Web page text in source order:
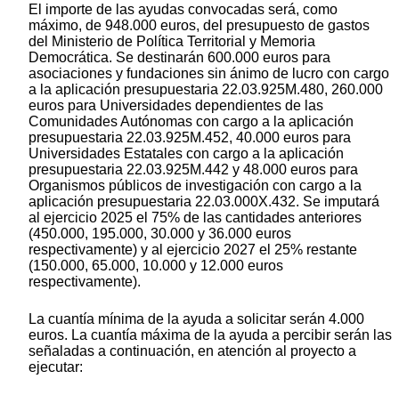
El importe de las ayudas convocadas será, como
máximo, de 948.000 euros, del presupuesto de gastos
del Ministerio de Política Territorial y Memoria
Democrática. Se destinarán 600.000 euros para
asociaciones y fundaciones sin ánimo de lucro con cargo
a la aplicación presupuestaria 22.03.925M.480, 260.000
euros para Universidades dependientes de las
Comunidades Autónomas con cargo a la aplicación
presupuestaria 22.03.925M.452, 40.000 euros para
Universidades Estatales con cargo a la aplicación
presupuestaria 22.03.925M.442 y 48.000 euros para
Organismos públicos de investigación con cargo a la
aplicación presupuestaria 22.03.000X.432. Se imputará
al ejercicio 2025 el 75% de las cantidades anteriores
(450.000, 195.000, 30.000 y 36.000 euros
respectivamente) y al ejercicio 2027 el 25% restante
(150.000, 65.000, 10.000 y 12.000 euros
respectivamente).
La cuantía mínima de la ayuda a solicitar serán 4.000
euros. La cuantía máxima de la ayuda a percibir serán las
señaladas a continuación, en atención al proyecto a
ejecutar: